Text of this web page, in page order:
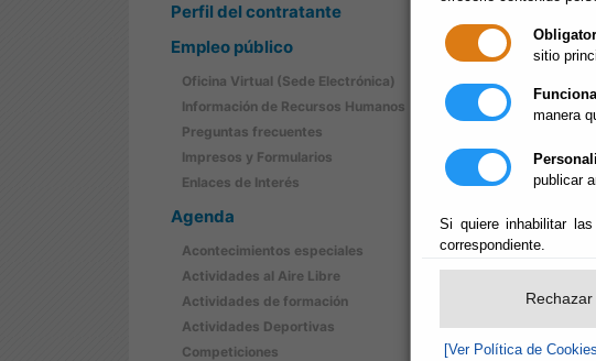
sitio
manera
publicar
Si quiere inhabilitar
correspondiente.
[Ver Política de
Perfil del contratante
Empleo público
Oficina Virtual (Sede Electrónica)
Información de Recursos Humanos
Preguntas frecuentes
Impresos y Formularios
Enlaces de Interés
Agenda
Acontecimientos especiales
Actividades al Aire Libre
Actividades de formación
Actividades Deportivas
Competiciones